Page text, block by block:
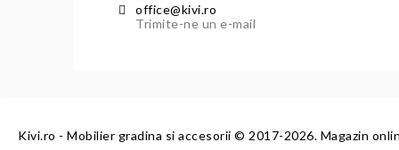
office@kivi.ro
Trimite-ne un e-mail
Kivi.ro - Mobilier gradina si accesorii © 2017-2026. Magazin